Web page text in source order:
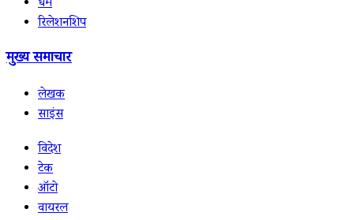
धर्म
रिलेशनशिप
मुख्य समाचार
लेखक
साइंस
विदेश
टेक
ऑटो
वायरल